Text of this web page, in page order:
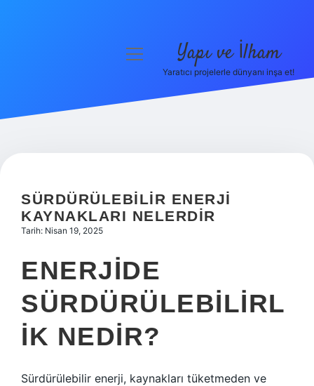
Hakkımızda
menüyü
Yapı ve İlham
Yaratıcı projelerle dünyanı inşa et!
SÜRDÜRÜLEBILIR ENERJI
KAYNAKLARI NELERDIR
Tarih: Nisan 19, 2025
ENERJIDE
SÜRDÜRÜLEBILIRL
IK NEDIR?
Sürdürülebilir enerji, kaynakları tüketmeden ve